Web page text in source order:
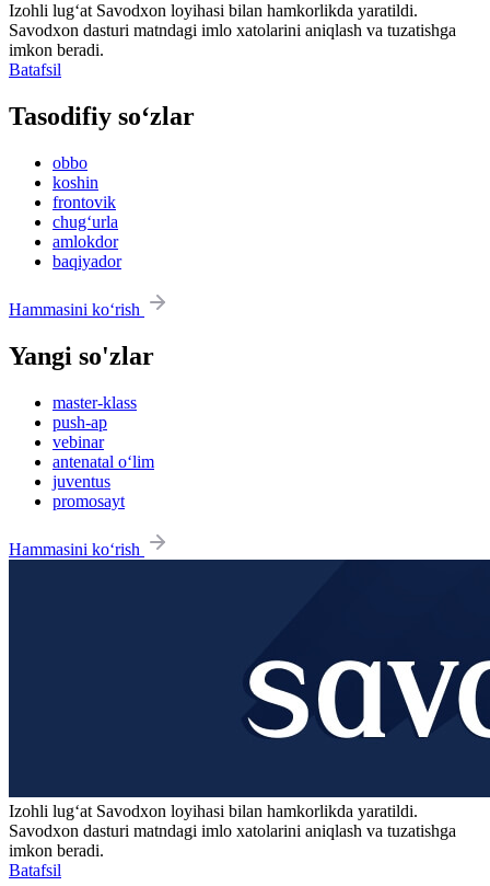
Izohli lugʻat Savodxon loyihasi bilan hamkorlikda yaratildi.
Savodxon dasturi matndagi imlo xatolarini aniqlash va tuzatishga
imkon beradi.
Batafsil
Tasodifiy so‘zlar
obbo
koshin
frontovik
chug‘urla
amlokdor
baqiyador
Hammasini ko‘rish
Yangi so'zlar
master-klass
push-ap
vebinar
antenatal o‘lim
juventus
promosayt
Hammasini ko‘rish
Izohli lugʻat Savodxon loyihasi bilan hamkorlikda yaratildi.
Savodxon dasturi matndagi imlo xatolarini aniqlash va tuzatishga
imkon beradi.
Batafsil